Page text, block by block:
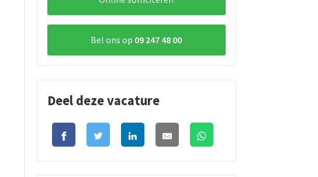
Bel ons op 09 247 48 00
Deel deze vacature